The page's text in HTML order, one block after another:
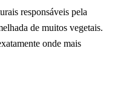
responsáveis pela
de muitos vegetais.
onde mais